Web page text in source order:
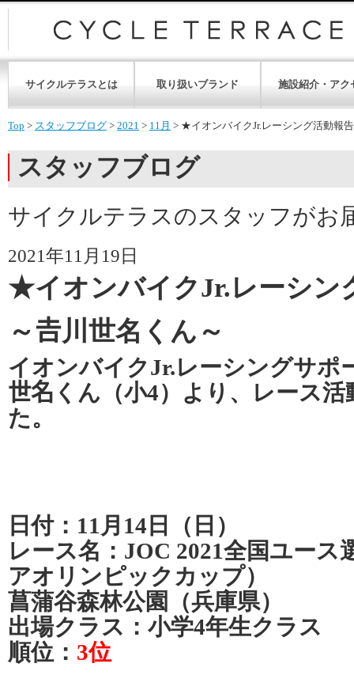
サイクルテラスとは 取り扱いブランド 施設紹介・アク
Top > スタッフブログ > 2021 > 11月 > ★イオンバイクJr.レーシング活動報
スタッフブログ
サイクルテラスのスタッフがお
2021年11月19日
★イオンバイクJr.レーシン
～𠮷川世名くん～
イオンバイクJr.レーシングサポ
世名くん（小4）より、レース
た。
日付：11月14日（日）
レース名：JOC 2021全国ユー
アオリンピックカップ）
菖蒲谷森林公園（兵庫県）
出場クラス：小学4年生クラス
順位： 3位